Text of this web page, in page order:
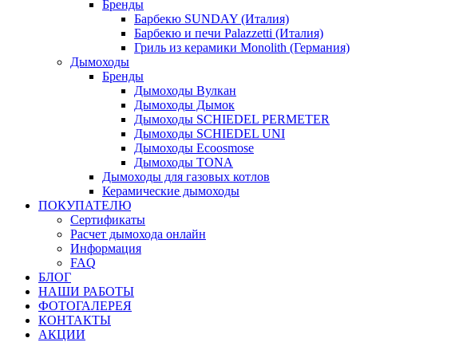
Бренды
Барбекю SUNDAY (Италия)
Барбекю и печи Palazzetti (Италия)
Гриль из керамики Monolith (Германия)
Дымоходы
Бренды
Дымоходы Вулкан
Дымоходы Дымок
Дымоходы SCHIEDEL PERMETER
Дымоходы SCHIEDEL UNI
Дымоходы Ecoosmose
Дымоходы TONA
Дымоходы для газовых котлов
Керамические дымоходы
ПОКУПАТЕЛЮ
Сертификаты
Расчет дымохода онлайн
Информация
FAQ
БЛОГ
НАШИ РАБОТЫ
ФОТОГАЛЕРЕЯ
КОНТАКТЫ
АКЦИИ